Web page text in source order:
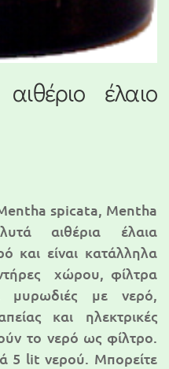
έλαιο
spicata, Mentha
αιθέρια έλαια
και είναι κατάλληλα
χώρου, φίλτρα
με νερό,
και ηλεκτρικές
το νερό ως φίλτρο.
5 lit νερού. Μπορείτε